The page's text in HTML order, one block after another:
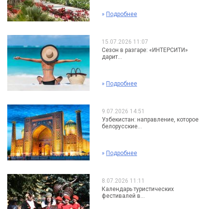
» Подробнее
15.07.2026 11:07
Сезон в разгаре: «ИНТЕРСИТИ»
дарит...
» Подробнее
9.07.2026 14:51
Узбекистан: направление, которое
белорусские...
» Подробнее
8.07.2026 11:11
Календарь туристических
фестивалей в...